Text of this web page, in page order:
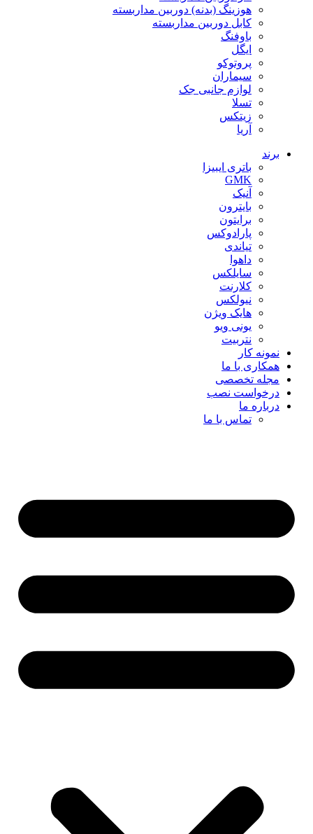
هوزینگ (بدنه) دوربین مداربسته
کابل دوربین مداربسته
باوفنگ
ایگل
پروتوکو
سیماران
لوازم جانبی جک
تسلا
زیتکس
آریا
برند
باتری ایبیزا
GMK
آنیک
بایترون
برایتون
پارادوکس
تیاندی
داهوا
سایلکس
کلارنت
نیولکس
هایک ویژن
یونی ویو
نتربیت
نمونه کار
همکاری با ما
مجله تخصصی
درخواست نصب
درباره ما
تماس با ما